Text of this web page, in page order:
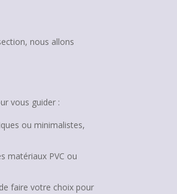
nous allons
vous guider :
ou minimalistes,
matériaux PVC ou
faire votre choix pour